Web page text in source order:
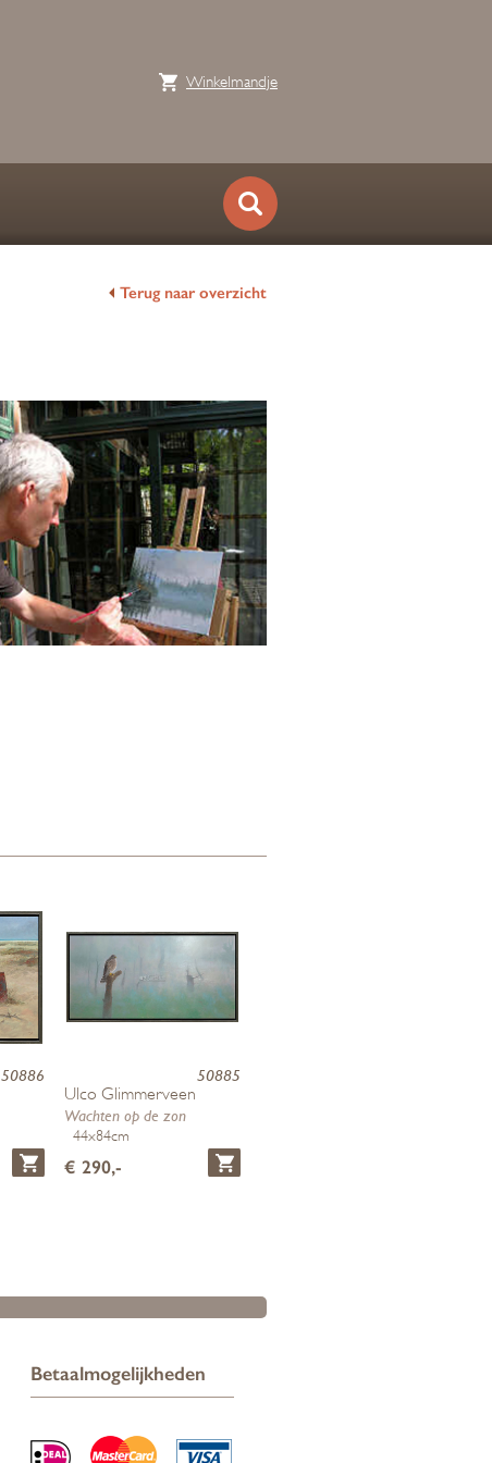
Winkelmandje
Terug naar overzicht
50886 50885
Ulco Glimmerveen
Wachten op de zon
44x84cm
€ 290,-
Betaalmogelijkheden